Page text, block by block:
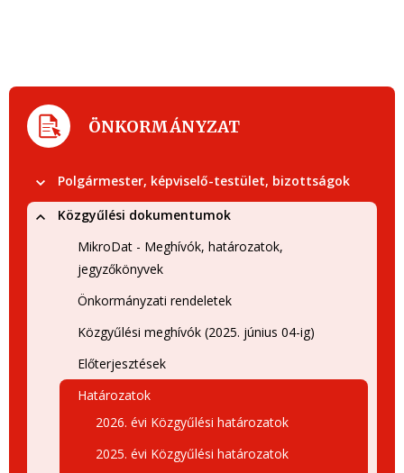
ÖNKORMÁNYZAT
Polgármester, képviselő-testület, bizottságok
Közgyűlési dokumentumok
MikroDat - Meghívók, határozatok,
jegyzőkönyvek
Önkormányzati rendeletek
Közgyűlési meghívók (2025. június 04-ig)
Előterjesztések
Határozatok
2026. évi Közgyűlési határozatok
2025. évi Közgyűlési határozatok